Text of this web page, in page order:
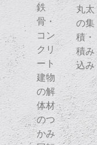
鉄
骨・
コン
クリ
ート
建物
の解
体材
のつ
かみ
丸太
の集
積・
積み
込み